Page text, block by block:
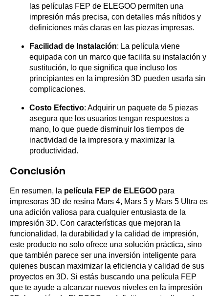
las películas FEP de ELEGOO permiten una
impresión más precisa, con detalles más nítidos y
definiciones más claras en las piezas impresas.
Facilidad de Instalación: La película viene
equipada con un marco que facilita su instalación y
sustitución, lo que significa que incluso los
principiantes en la impresión 3D pueden usarla sin
complicaciones.
Costo Efectivo: Adquirir un paquete de 5 piezas
asegura que los usuarios tengan respuestos a
mano, lo que puede disminuir los tiempos de
inactividad de la impresora y maximizar la
productividad.
Conclusión
En resumen, la película FEP de ELEGOO para
impresoras 3D de resina Mars 4, Mars 5 y Mars 5 Ultra es
una adición valiosa para cualquier entusiasta de la
impresión 3D. Con características que mejoran la
funcionalidad, la durabilidad y la calidad de impresión,
este producto no solo ofrece una solución práctica, sino
que también parece ser una inversión inteligente para
quienes buscan maximizar la eficiencia y calidad de sus
proyectos en 3D. Si estás buscando una película FEP
que te ayude a alcanzar nuevos niveles en la impresión